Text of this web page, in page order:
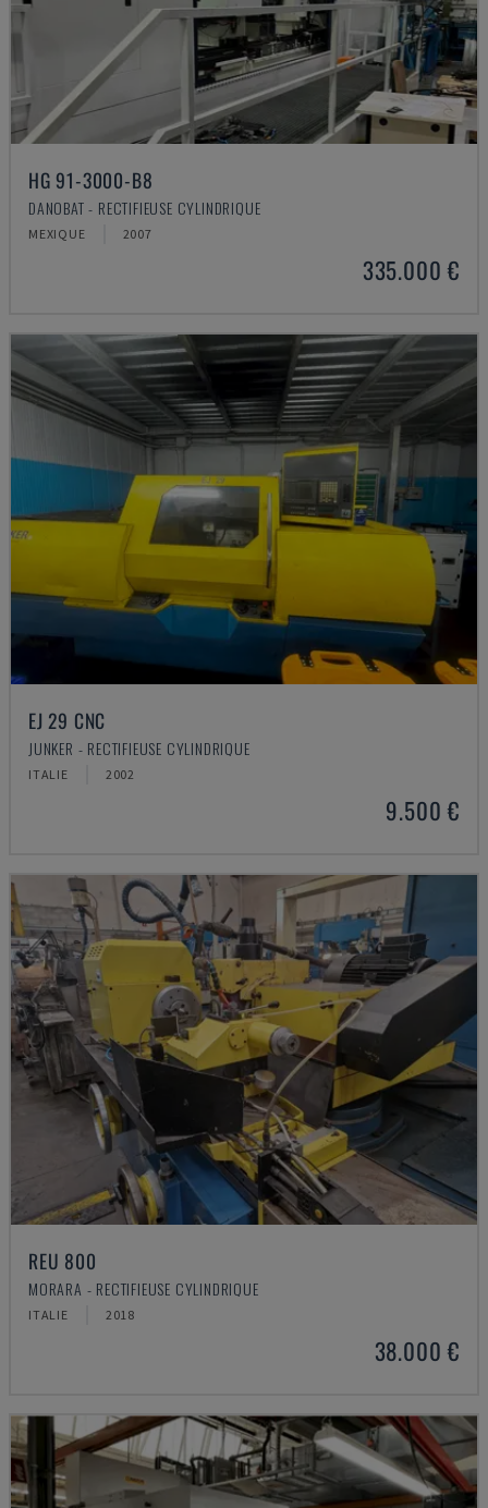
HG 91-3000-B8
DANOBAT - RECTIFIEUSE CYLINDRIQUE
MEXIQUE 2007
335.000 €
EJ 29 CNC
JUNKER - RECTIFIEUSE CYLINDRIQUE
ITALIE 2002
9.500 €
REU 800
MORARA - RECTIFIEUSE CYLINDRIQUE
ITALIE 2018
38.000 €